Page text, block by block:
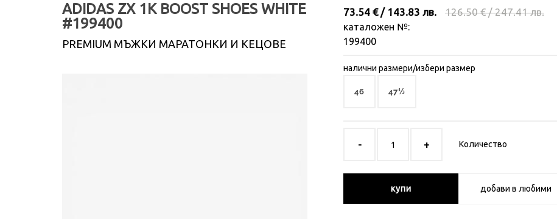
ADIDAS ZX 1K BOOST SHOES WHITE
#199400
PREMIUM МЪЖКИ МАРАТОНКИ И КЕЦОВЕ
73.54 € / 143.83 лв. 126.50 € / 247.41 лв.
каталожен №:
199400
налични размери/избери размер
46 47⅓
Количество
купи добави в любими